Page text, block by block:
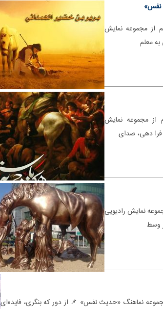
نفس»
از مجموعه نمایش
معلم
از مجموعه نمایش
دهی، صدای
نمایش رادیویی
وسط
نماهنگ «حدیث نفس» 📌 از دور که بنگری، فایده‌ای